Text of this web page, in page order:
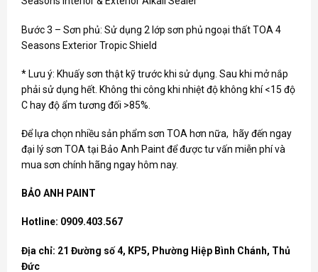
Bước 3 – Sơn phủ: Sử dụng 2 lớp sơn phủ ngoại thất TOA 4
Seasons Exterior Tropic Shield
* Lưu ý: Khuấy sơn thật kỹ trước khi sử dụng. Sau khi mở nắp
phải sử dụng hết. Không thi công khi nhiệt độ không khí <15 độ
C hay độ ẩm tương đối >85%.
Để lựa chọn nhiều sản phẩm sơn TOA hơn nữa, hãy đến ngay
đại lý sơn TOA tại Bảo Anh Paint để được tư vấn miễn phí và
mua sơn chính hãng ngay hôm nay.
BẢO ANH PAINT
Hotline: 0909.403.567
Địa chỉ: 21 Đường số 4, KP5, Phường Hiệp Bình Chánh, Thủ
Đức